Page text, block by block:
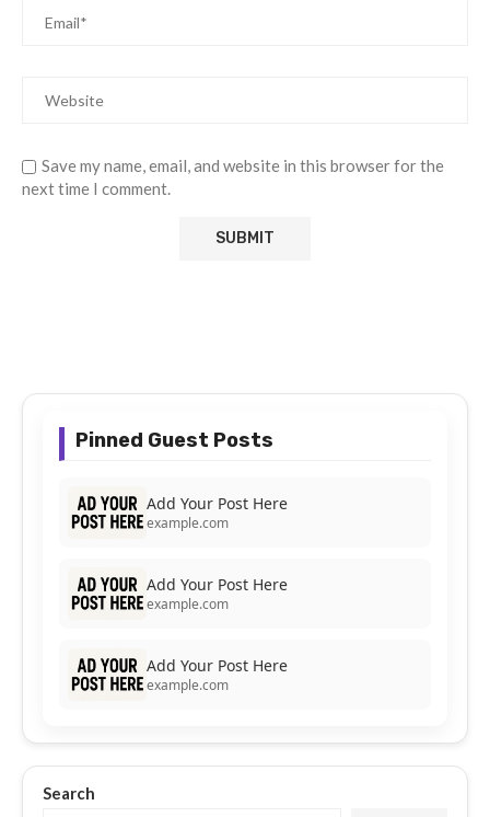
Save my name, email, and website in this browser for the
next time I comment.
Pinned Guest Posts
Add Your Post Here
example.com
Add Your Post Here
example.com
Add Your Post Here
example.com
Search